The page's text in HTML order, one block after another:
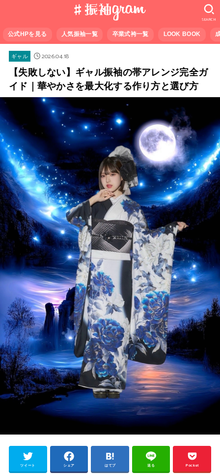
公式HPを見る 人気振袖一覧 卒業式袴一覧 LOOK BOOK
SEARCH
ギャル
2026.04.18
【失敗しない】ギャル振袖の帯アレンジ完全ガ
イド｜華やかさを最大化する作り方と選び方
ツイート シェア はてブ 送る Pocket